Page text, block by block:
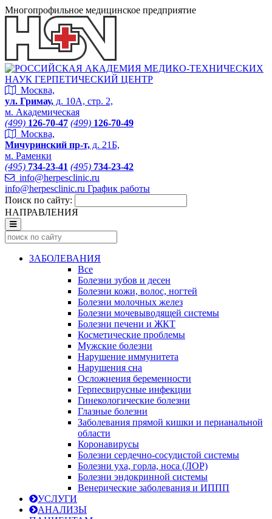
Многопрофильное медицинское предприятие
Москва,
ул. Гримау, д. 10А, стр. 2,
м. Академическая
(499) 126-70-47 (499) 126-70-49
Москва,
Мичуринский пр-т, д. 21Б,
м. Раменки
(495) 734-23-41 (495) 734-23-42
info@herpesclinic.ru
info@herpesclinic.ru График работы
Поиск по сайту:
НАПРАВЛЕНИЯ
ЗАБОЛЕВАНИЯ
Все
Болезни зубов и десен
Болезни кожи, волос, ногтей
Болезни молочных желез
Болезни мочевыводящей системы
Болезни печени и ЖКТ
Косметические проблемы
Мужские болезни
Нарушение иммунитета
Нарушения сна
Осложнения беременности
Герпесвирусные инфекции
Гинекологические болезни
Глазные болезни
Заболевания прямой кишки и перианальной
области
Коронавирусы
Болезни сердечно-сосудистой системы
Болезни уха, горла, носа (ЛОР)
Болезни эндокринной системы
Венерические заболевания и ИППП
УСЛУГИ
АНАЛИЗЫ